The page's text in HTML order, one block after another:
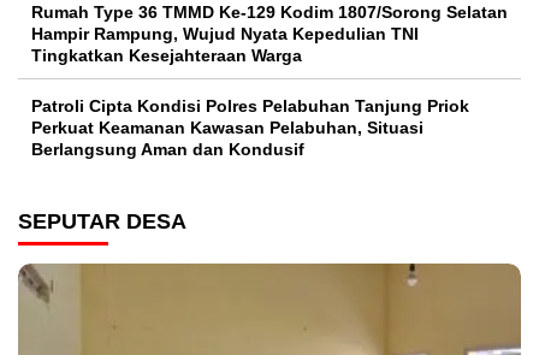
Rumah Type 36 TMMD Ke-129 Kodim 1807/Sorong Selatan
Hampir Rampung, Wujud Nyata Kepedulian TNI
Tingkatkan Kesejahteraan Warga
Patroli Cipta Kondisi Polres Pelabuhan Tanjung Priok
Perkuat Keamanan Kawasan Pelabuhan, Situasi
Berlangsung Aman dan Kondusif
SEPUTAR DESA